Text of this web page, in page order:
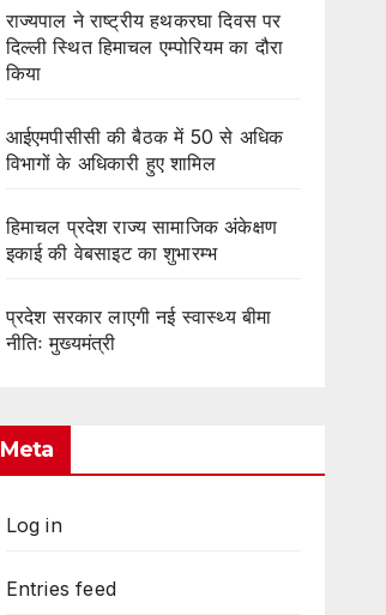
राज्यपाल ने राष्ट्रीय हथकरघा दिवस पर
दिल्ली स्थित हिमाचल एम्पोरियम का दौरा
किया
आईएमपीसीसी की बैठक में 50 से अधिक
विभागों के अधिकारी हुए शामिल
हिमाचल प्रदेश राज्य सामाजिक अंकेक्षण
इकाई की वेबसाइट का शुभारम्भ
प्रदेश सरकार लाएगी नई स्वास्थ्य बीमा
नीतिः मुख्यमंत्री
Meta
Log in
Entries feed